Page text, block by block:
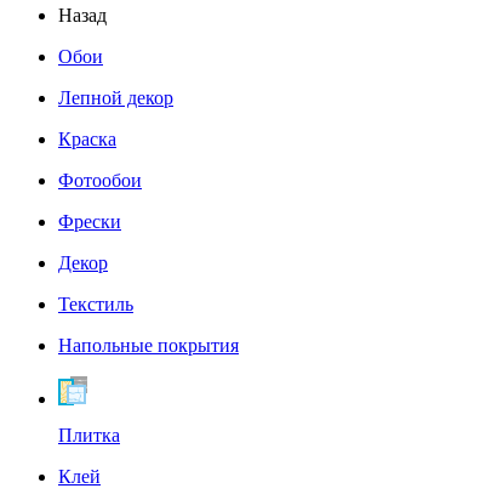
Назад
Обои
Лепной декор
Краска
Фотообои
Фрески
Декор
Текстиль
Напольные покрытия
Плитка
Клей